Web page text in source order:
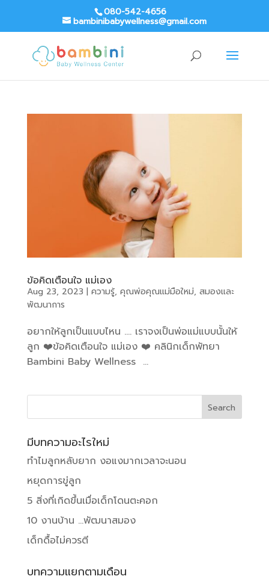
080-542-4656
bambinibabywellness@gmail.com
ข้อคิดเตือนใจ แม่เอง
Aug 23, 2023 | ความรู้, คุณพ่อคุณแม่มือใหม่, สมองและ
พัฒนาการ
อยากให้ลูกเป็นแบบไหน …. เราจงเป็นพ่อแม่แบบนั้นให้
ลูก ❤️ข้อคิดเตือนใจ แม่เอง ❤️ คลินิกเด็กพัทยา
Bambini Baby Wellness ...
มีบทความอะไรใหม่
ทำไมลูกหลับยาก งอแงมากเวลาจะนอน
หยุดการขู่ลูก
5 สิ่งที่เกิดขึ้นเมื่อเด็กโดนตะคอก
10 งานบ้าน …พัฒนาสมอง
เด็กดื้อไม่ควรตี
บทความแยกตามเดือน